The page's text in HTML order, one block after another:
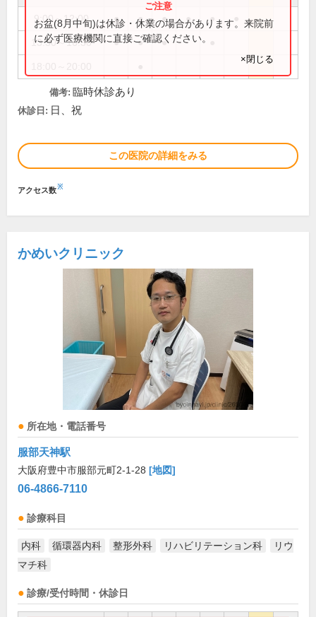
9:00～12:00 ● ● ● ● ●
13:30～16:30 ● ● ●
お盆(8月中旬)は休診・休業の場合があります。来院前
に必ず医療機関に直接ご確認ください。
×閉じる
備考: 臨時休診あり
休診日: 日、祝
この医院の詳細をみる
アクセス数※
かめいクリニック
所在地・電話番号
服部天神駅
大阪府豊中市服部元町2-1-28 [地図]
06-4866-7110
診療科目
内科 循環器内科 整形外科 リハビリテーション科
リウ
マチ科
診療/受付時間・休診日